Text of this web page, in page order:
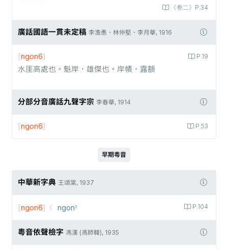
〈卷二〉P.34
廣話國語一貫未定稿 李澹愚、林仲堅、李月華, 1916
P.19
[ngon6]
水厓高處也。魁岸，雄傑也。岸幘，露額
分部分音廣話九聲字宗 李春華, 1914
P.53
[ngon6]
早期粵音
中華新字典 王頌棠, 1937
P.104
[ngon6] ngon꜅
粵音依聲檢字 馮漢 (馮師韓), 1935